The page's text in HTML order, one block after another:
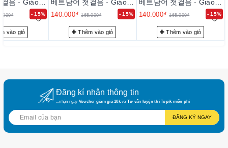
nhu cầu… nhằm giảm giúp khách hàng có sự lựa chọn phù
hợp với trình độ của mình.
3. Cam kết vềphục vụsau bán hàng:
cao với đội ngũ admin Topik 5,6
- 15%
음 - Giáo
tiếng Việt
vào giỏ
- 15%
베트남어 첫걸음 - Giáo
Trình tự học tiếng Việt
140.000₫ 165.000₫
Thêm vào giỏ
- 15%
베트남어 첫걸음 - Giáo
Trình tự học tiếng Việt
140.000₫ 165.000₫
Thêm vào giỏ
Đăng kí nhận thông tin
...nhận ngay Voucher giảm giá 10kvà Tư vấn luyện thi Topik miễn phí
ĐĂNG KÝ NGAY